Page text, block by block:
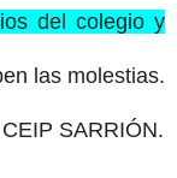
del colegio y
las molestias.
SARRIÓN.